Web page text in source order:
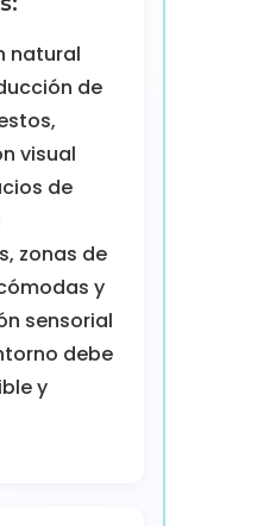
natural
de
visual
de
zonas de
y
sensorial
debe
y